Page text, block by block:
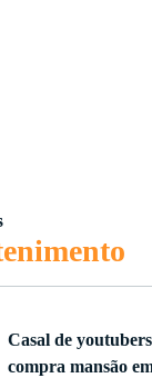
Casal de youtubers
compra mansão